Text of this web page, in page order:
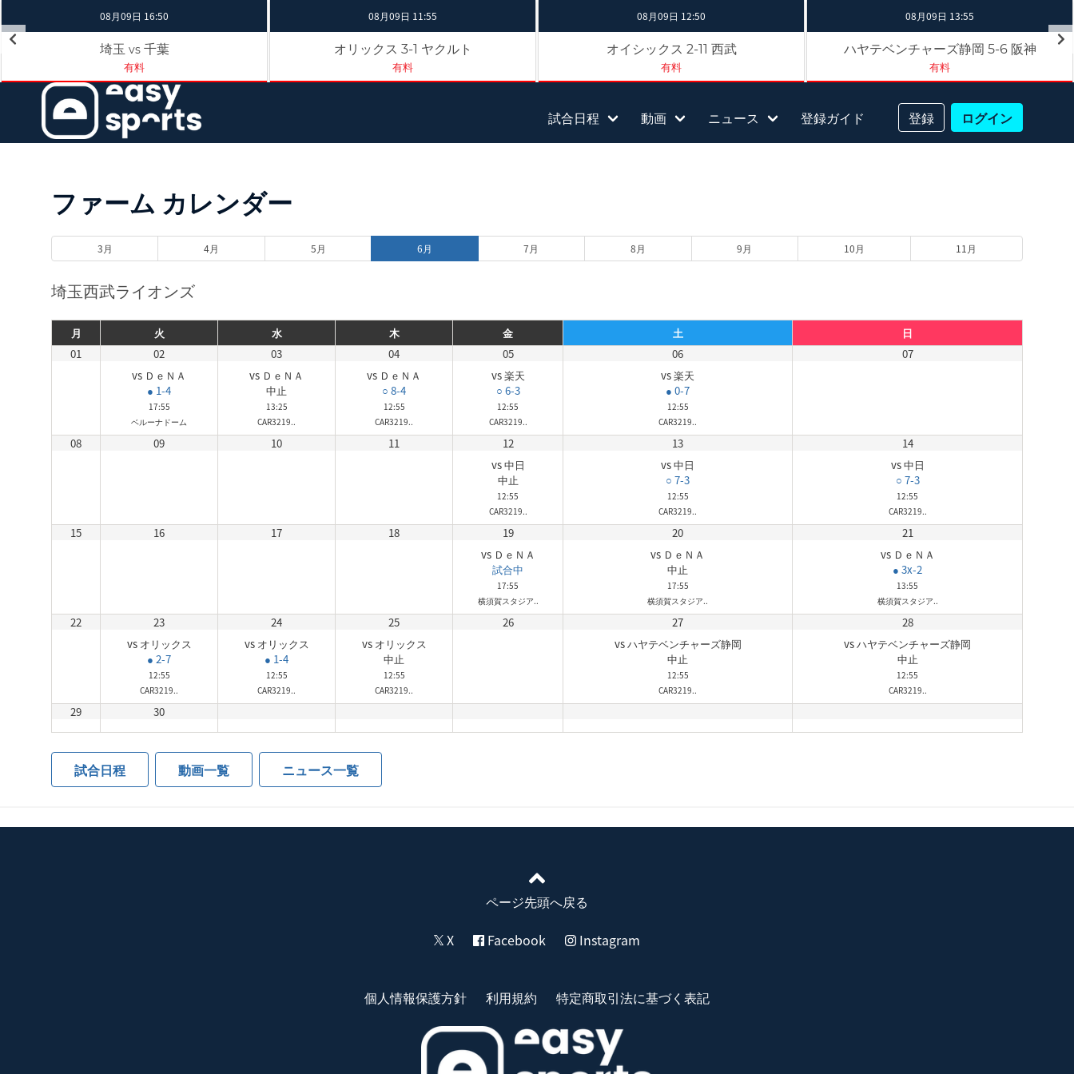
08月09日 16:50
埼玉 vs 千葉
有料
08月09日 11:55
オリックス 3-1 ヤクルト
有料
08月09日 12:50
オイシックス 2-11 西武
有料
08月09日 13:55
ハヤテベンチャーズ静岡 5-6 阪神
有料
試合日程 動画 ニュース 登録ガイド 登録 ログイン
ファーム カレンダー
3月 4月 5月 6月 7月 8月 9月 10月 11月
埼玉西武ライオンズ
月 火 水 木 金 土
日
01
02
vs ＤｅＮＡ
● 1-4
17:55
ベルーナドーム
03
vs ＤｅＮＡ
中止
13:25
CAR3219..
04
vs ＤｅＮＡ
○ 8-4
12:55
CAR3219..
05
vs 楽天
○ 6-3
12:55
CAR3219..
06
vs 楽天
● 0-7
12:55
CAR3219..
07
08 09 10 11
12
vs 中日
中止
12:55
CAR3219..
13
vs 中日
○ 7-3
12:55
CAR3219..
14
vs 中日
○ 7-3
12:55
CAR3219..
15 16 17 18
19
vs ＤｅＮＡ
試合中
17:55
横須賀スタジア..
20
vs ＤｅＮＡ
中止
17:55
横須賀スタジア..
21
vs ＤｅＮＡ
● 3x-2
13:55
横須賀スタジア..
22
23
vs オリックス
● 2-7
12:55
CAR3219..
24
vs オリックス
● 1-4
12:55
CAR3219..
25
vs オリックス
中止
12:55
CAR3219..
26
27
vs ハヤテベンチャーズ静岡
中止
12:55
CAR3219..
28
vs ハヤテベンチャーズ静岡
中止
12:55
CAR3219..
29 30
試合日程 動画一覧 ニュース一覧
ページ先頭へ戻る
X
Facebook Instagram
個人情報保護方針 利用規約 特定商取引法に基づく表記